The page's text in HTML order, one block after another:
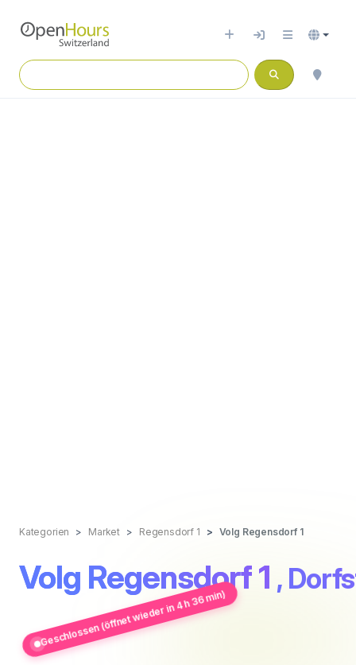
Kategorien Market Regensdorf 1 Volg Regensdorf 1
Volg Regensdorf 1 ,
Geschlossen (öffnet wieder in 4 h 36 min)